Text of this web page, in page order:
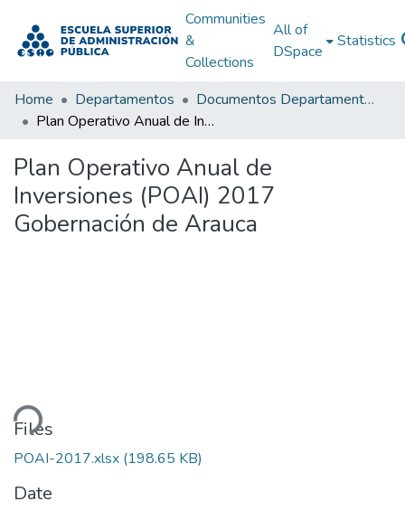
Communities
&
Collections
All of
DSpace
Statistics
Home Departamentos
Documentos Departamentales
Plan Operativo Anual de Inversiones (POAI) 2017 Gobernación de Arauca
Plan Operativo Anual de
Inversiones (POAI) 2017
Gobernación de Arauca
Files
POAI-2017.xlsx (198.65 KB)
Date